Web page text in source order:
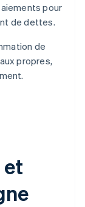
pour
de dettes.
de
propres,
et